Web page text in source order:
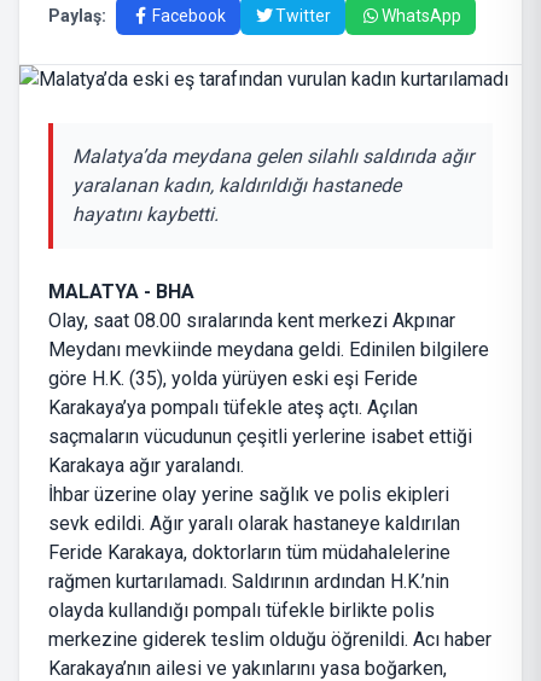
Paylaş: Facebook Twitter WhatsApp
Malatya’da meydana gelen silahlı saldırıda ağır
yaralanan kadın, kaldırıldığı hastanede
hayatını kaybetti.
MALATYA - BHA
Olay, saat 08.00 sıralarında kent merkezi Akpınar
Meydanı mevkiinde meydana geldi. Edinilen bilgilere
göre H.K. (35), yolda yürüyen eski eşi Feride
Karakaya’ya pompalı tüfekle ateş açtı. Açılan
saçmaların vücudunun çeşitli yerlerine isabet ettiği
Karakaya ağır yaralandı.
İhbar üzerine olay yerine sağlık ve polis ekipleri
sevk edildi. Ağır yaralı olarak hastaneye kaldırılan
Feride Karakaya, doktorların tüm müdahalelerine
rağmen kurtarılamadı. Saldırının ardından H.K.’nin
olayda kullandığı pompalı tüfekle birlikte polis
merkezine giderek teslim olduğu öğrenildi. Acı haber
Karakaya’nın ailesi ve yakınlarını yasa boğarken,